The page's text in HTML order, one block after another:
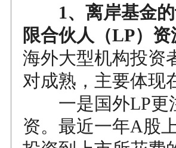
1、离岸基金
限合伙人（LP）
海外大型机构投资
对成熟，主要体现
一是国外LP更
资。最近一年A股